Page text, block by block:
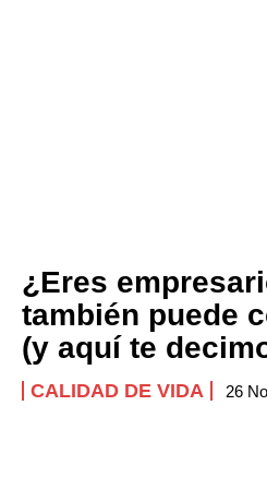
¿Eres
también puede
(y aquí te
CALIDAD DE VIDA 26